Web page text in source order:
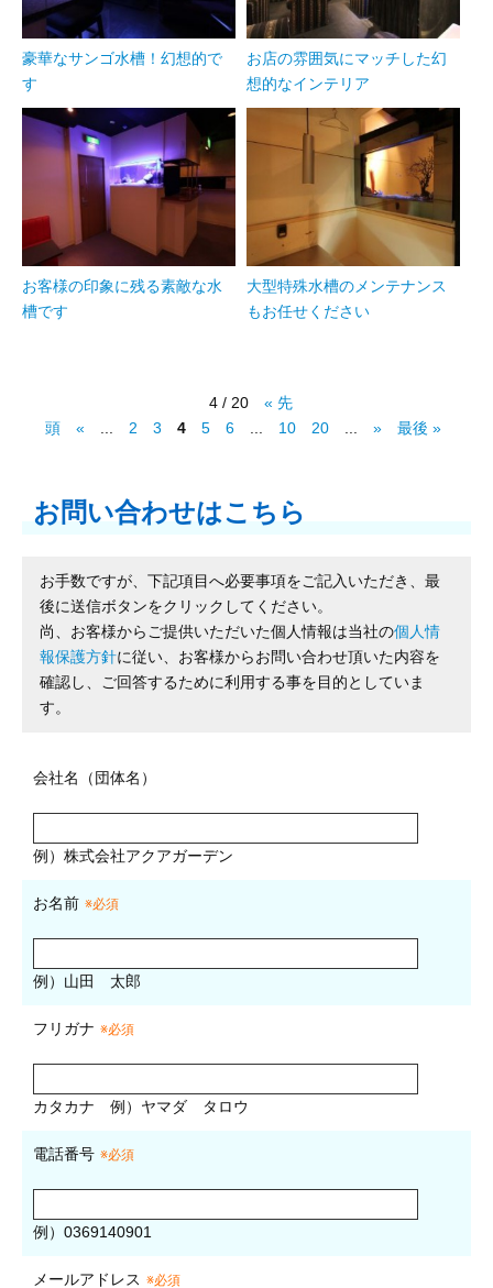
豪華なサンゴ水槽！幻想的で
す
お店の雰囲気にマッチした幻
想的なインテリア
お客様の印象に残る素敵な水
槽です
大型特殊水槽のメンテナンス
もお任せください
4 / 20
« 先
頭
« 2 3 4 5 6 10 20 » 最後 »
お問い合わせはこちら
お手数ですが、下記項目へ必要事項をご記入いただき、最
後に送信ボタンをクリックしてください。
尚、お客様からご提供いただいた個人情報は当社の個人情
報保護方針に従い、お客様からお問い合わせ頂いた内容を
確認し、ご回答するために利用する事を目的としていま
す。
会社名（団体名）
例）株式会社アクアガーデン
お名前 ※必須
例）山田 太郎
フリガナ ※必須
カタカナ 例）ヤマダ タロウ
電話番号 ※必須
例）0369140901
メールアドレス ※必須